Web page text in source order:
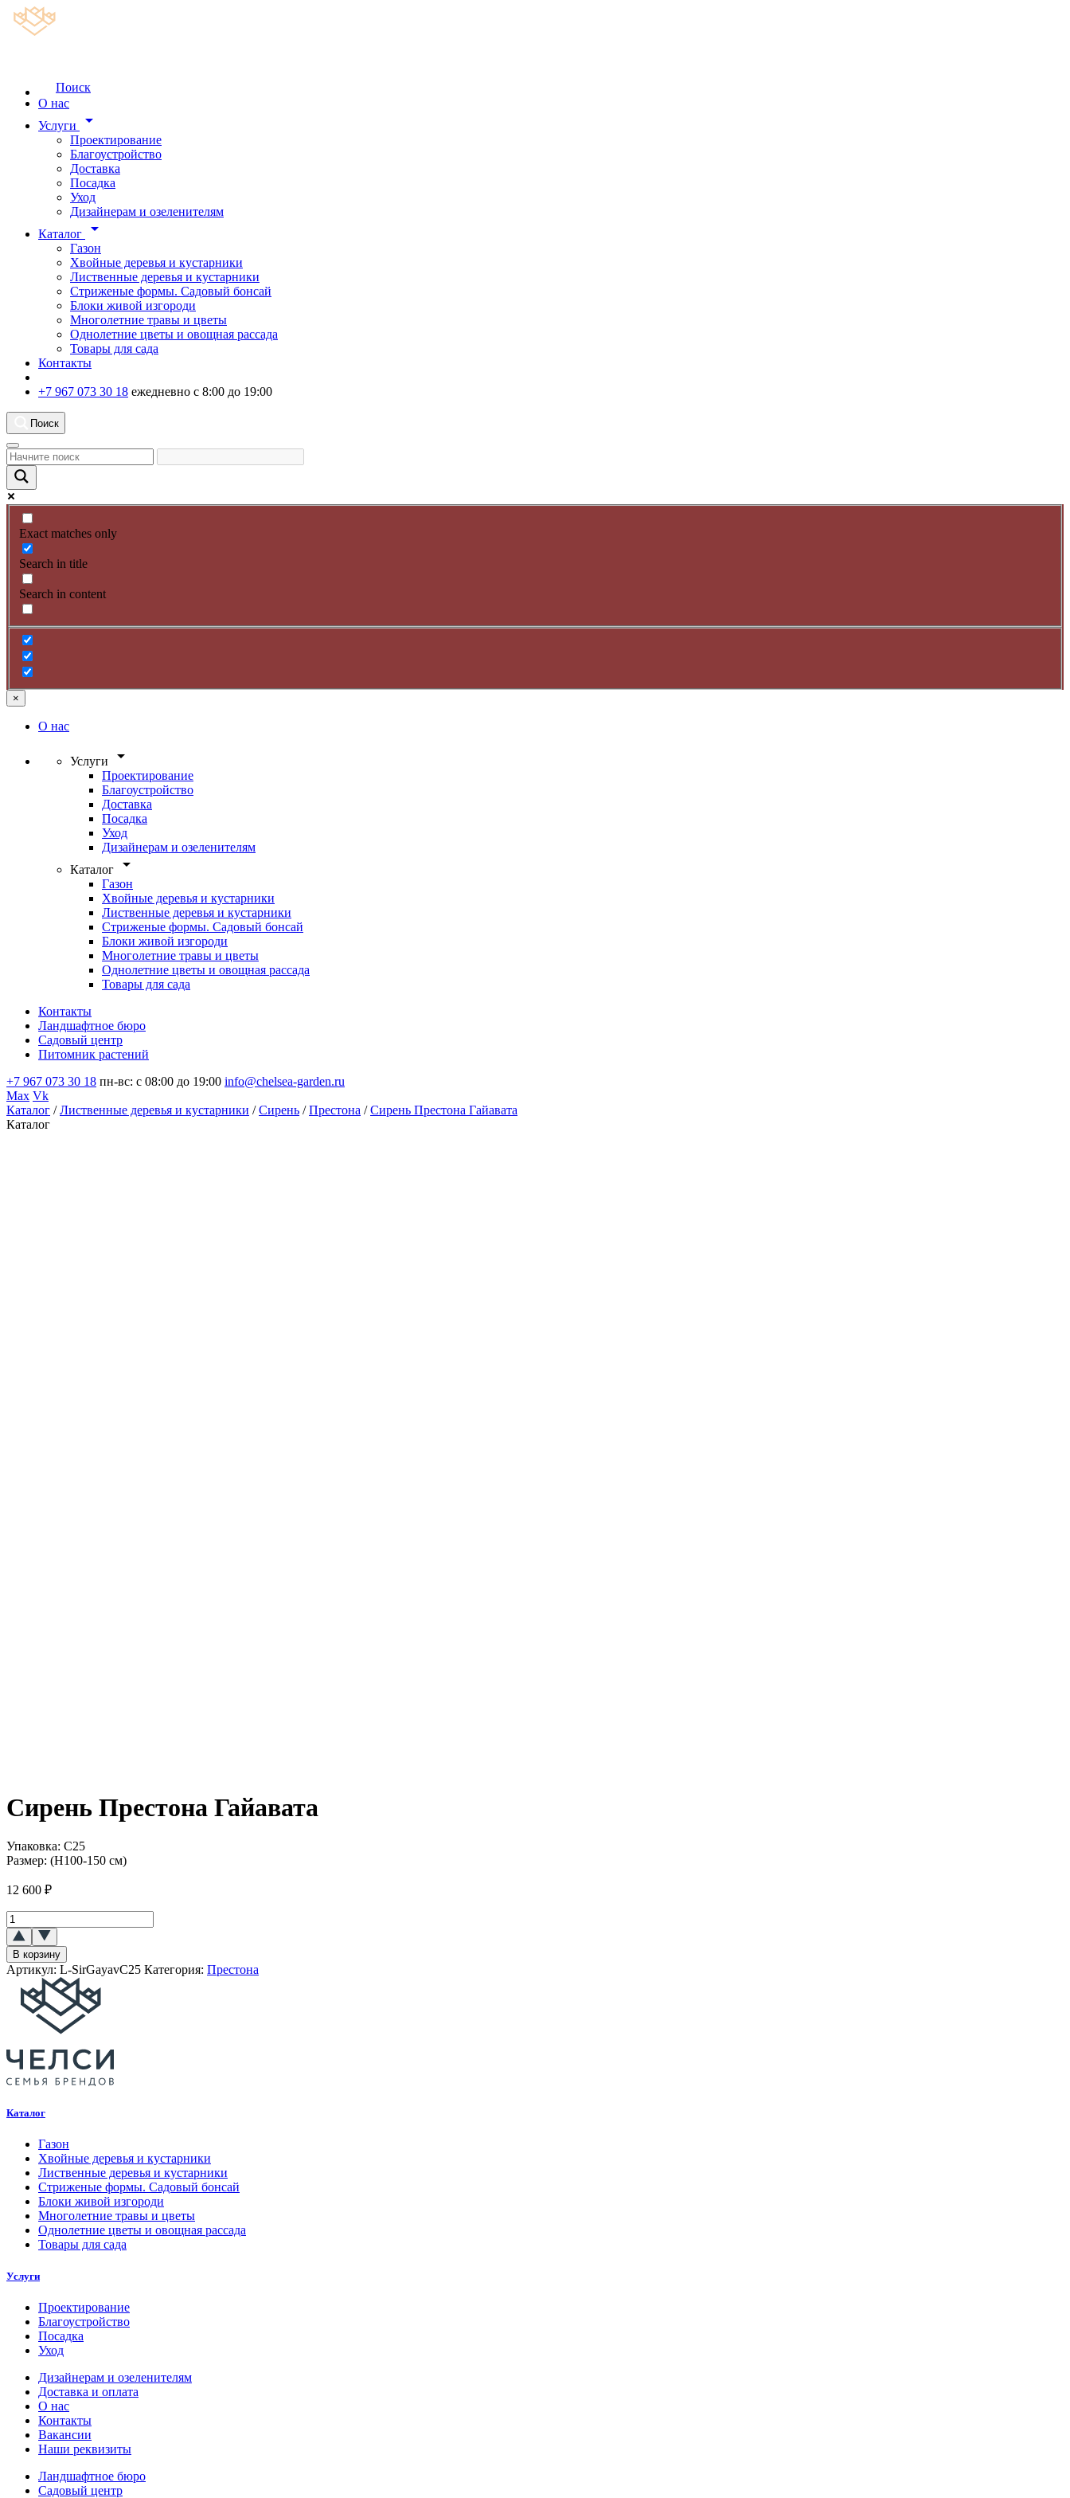
Поиск
О нас
Услуги
arrow_drop_down
Проектирование
Благоустройство
Доставка
Посадка
Уход
Дизайнерам и озеленителям
Каталог
arrow_drop_down
Газон
Хвойные деревья и кустарники
Лиственные деревья и кустарники
Стриженые формы. Садовый бонсай
Блоки живой изгороди
Многолетние травы и цветы
Однолетние цветы и овощная рассада
Товары для сада
Контакты
+7 967 073 30 18 ежедневно с 8:00 до 19:00
Поиск
Exact matches only
Search in title
Search in content
×
О нас
Услуги arrow_drop_down
Проектирование
Благоустройство
Доставка
Посадка
Уход
Дизайнерам и озеленителям
Каталог
arrow_drop_down
Газон
Хвойные деревья и кустарники
Лиственные деревья и кустарники
Стриженые формы. Садовый бонсай
Блоки живой изгороди
Многолетние травы и цветы
Однолетние цветы и овощная рассада
Товары для сада
Контакты
Ландшафтное бюро
Садовый центр
Питомник растений
+7 967 073 30 18 пн-вс: с 08:00 до 19:00 info@chelsea-garden.ru
Max Vk
Каталог /Лиственные деревья и кустарники /Сирень /Престона /Сирень Престона Гайавата
Каталог
Сирень Престона Гайавата
Упаковка: C25
Размер: (H100-150 см)
12 600 ₽
Количество
товара
Сирень
Престона
Гайавата
В корзину
Артикул: L-SirGayavC25 Категория: Престона
Каталог
Газон
Хвойные деревья и кустарники
Лиственные деревья и кустарники
Стриженые формы. Садовый бонсай
Блоки живой изгороди
Многолетние травы и цветы
Однолетние цветы и овощная рассада
Товары для сада
Услуги
Проектирование
Благоустройство
Посадка
Уход
Дизайнерам и озеленителям
Доставка и оплата
О нас
Контакты
Вакансии
Наши реквизиты
Ландшафтное бюро
Садовый центр